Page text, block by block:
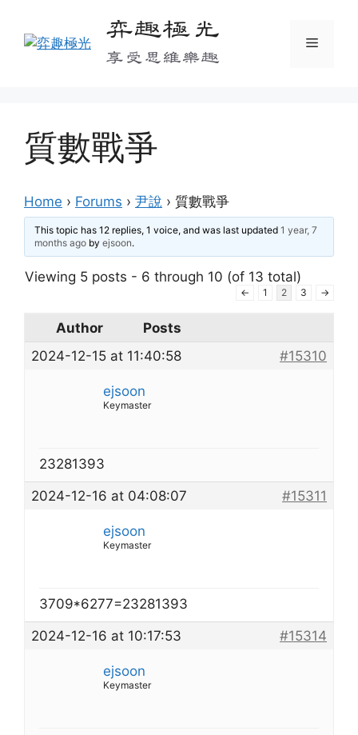
content
弈趣極光
享受思維樂趣
Menu
質數戰爭
Home › Forums › 尹說 › 質數戰爭
This topic has 12 replies, 1 voice, and was last updated1 year, 7
months ago byejsoon.
Viewing 5 posts - 6 through 10 (of 13 total)
← 1 2 3 →
Author
Posts
2024-12-15 at 11:40:58
#15310
ejsoon
Keymaster
23281393
2024-12-16 at 04:08:07
#15311
ejsoon
Keymaster
3709*6277=23281393
2024-12-16 at 10:17:53
#15314
ejsoon
Keymaster